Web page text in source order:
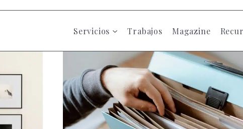
Servicios Trabajos Magazine